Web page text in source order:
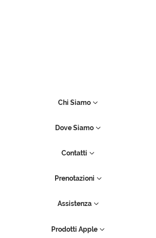
Chi Siamo
Dove Siamo
Contatti
Prenotazioni
Assistenza
Prodotti Apple